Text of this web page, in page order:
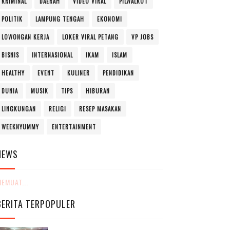
POLITIK LAMPUNG TENGAH EKONOMI
LOWONGAN KERJA LOKER VIRAL PETANG VP JOBS
BISNIS INTERNASIONAL IKAM ISLAM
HEALTHY EVENT KULINER PENDIDIKAN
DUNIA MUSIK TIPS HIBURAN
LINGKUNGAN RELIGI RESEP MASAKAN
WEEKNYUMMY ENTERTAINMENT
TERPOPULER